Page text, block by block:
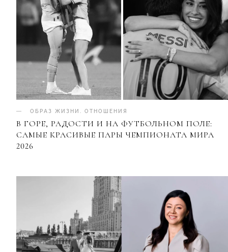
ОБРАЗ ЖИЗНИ ОТНОШЕНИЯ
В ГОРЕ, РАДОСТИ И НА ФУТБОЛЬНОМ ПОЛЕ:
САМЫЕ КРАСИВЫЕ ПАРЫ ЧЕМПИОНАТА МИРА
2026